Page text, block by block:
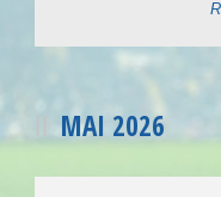
MAI 2026